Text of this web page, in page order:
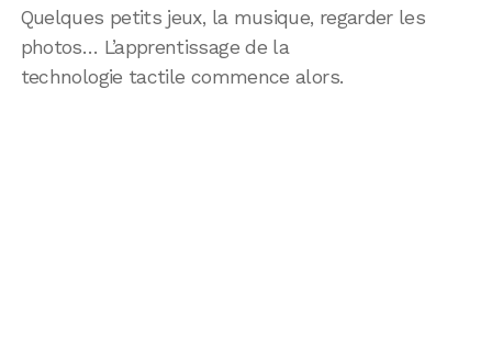
Quelques petits jeux, la musique, regarder les
photos… L’apprentissage de la
technologie tactile commence alors.